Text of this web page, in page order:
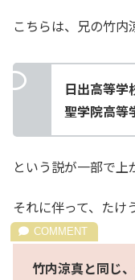
こちらは、兄の竹内
日出高等学
聖学院高等
という説が一部で上
それに伴って、たけ
竹内涼真と同じ